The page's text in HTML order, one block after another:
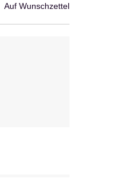
Auf Wunschzettel